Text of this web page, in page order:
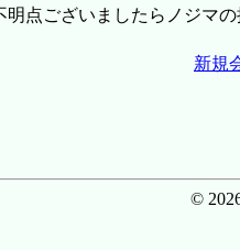
点ございましたらノジマの
新規
©